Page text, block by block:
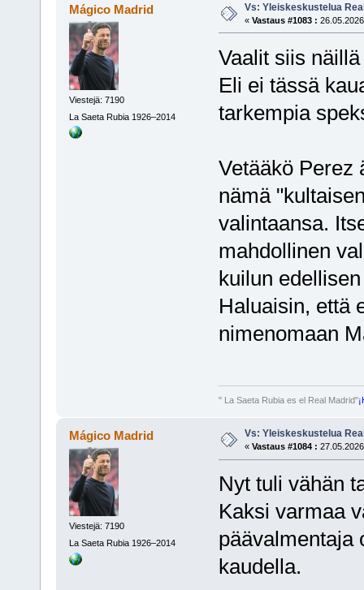
Mágico Madrid
Viestejä: 7190
La Saeta Rubia 1926–2014
Vs: Yleiskeskustelua
« Vastaus #1083 :
Vaalit siis
Eli ei tässä
tarkempia
Vetääkö Perez
nämä
valintaansa.
mahdollinen
kuilun
Haluaisin, että
nimenomaan
" La Saeta Rubia es el Real Madrid"
Mágico Madrid
Viestejä: 7190
La Saeta Rubia 1926–2014
Vs: Yleiskeskustelua
« Vastaus #1084 :
Nyt tuli vähän
Kaksi varmaa
päävalmentaja
kaudella.